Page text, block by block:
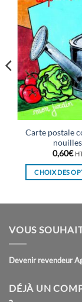
Carte postale
nouilles
0,60€
CHOIX DES
être
VOUS
Devenir revendeur
DÉJÀ UN